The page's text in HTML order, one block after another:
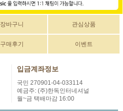
장바구니 관심상품
구매후기 이벤트
입금계좌정보
국민 270901-04-033114
예금주: (주)한독인터네셔널
월~금 택배마감 16:00